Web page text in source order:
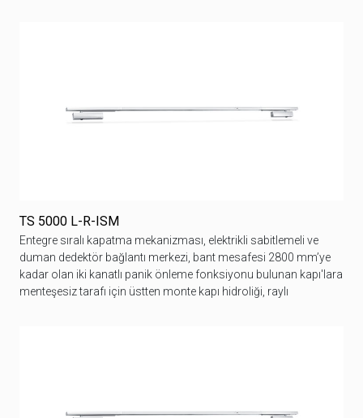
TS 5000 L-R-ISM
Entegre sıralı kapatma mekanizması, elektrikli sabitlemeli ve
duman dedektör bağlantı merkezi, bant mesafesi 2800 mm’ye
kadar olan iki kanatlı panik önleme fonksiyonu bulunan kapı'lara
menteşesiz tarafı için üstten monte kapı hidroliği, raylı